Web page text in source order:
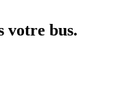
votre bus.